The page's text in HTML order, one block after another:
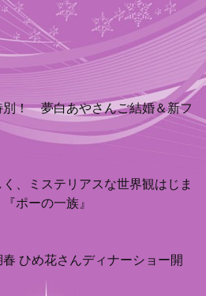
別！ 夢白あやさんご結婚＆新フ
く、ミステリアスな世界観はじま
ポーの一族』
ひめ花さんディナーショー開